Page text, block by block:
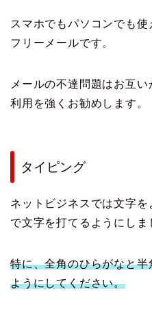
スマホでもパソコンでも
フリーメールです。
メールの不達問題はお互
利用を強くお勧めします。
タイピング
ネットビジネスでは文字
で文字を打てるようにしま
特に、全角のひらがなと
ようにしてください。